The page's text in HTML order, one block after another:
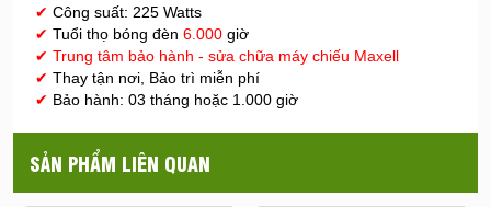
✔ Công suất: 225 Watts
✔ Tuổi thọ bóng đèn 6.000 giờ
✔ Trung tâm bảo hành - sửa chữa máy chiếu Maxell
✔ Thay tận nơi, Bảo trì miễn phí
✔ Bảo hành: 03 tháng hoặc 1.000 giờ
SẢN PHẨM LIÊN QUAN